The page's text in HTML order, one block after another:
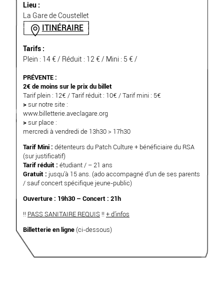
Lieu :
La Gare de Coustellet
ITINÉRAIRE
Tarifs :
Plein : 14 € / Réduit : 12 € / Mini : 5 € /
PRÉVENTE :
2€ de moins sur le prix du billet
Tarif plein : 12€ / Tarif réduit : 10€ / Tarif mini : 5€
> sur notre site :
www.billetterie.aveclagare.org
> sur place :
mercredi à vendredi de 13h30 > 17h30
Tarif Mini : détenteurs du Patch Culture + bénéficiaire du RSA
(sur justificatif)
Tarif réduit : étudiant / – 21 ans
Gratuit : jusqu’à 15 ans. (ado accompagné d’un de ses parents
/ sauf concert spécifique jeune-public)
Ouverture : 19h30 – Concert : 21h
!! PASS SANITAIRE REQUIS !! + d’infos
Billetterie en ligne (ci-dessous)